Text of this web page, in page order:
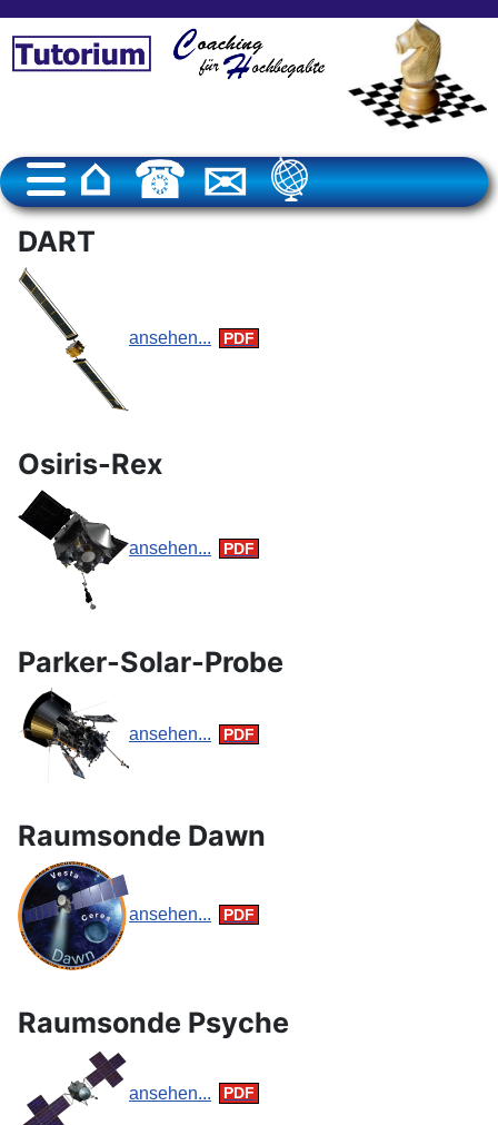
DART
ansehen...
Osiris-Rex
ansehen...
Parker-Solar-Probe
ansehen...
Raumsonde Dawn
ansehen...
Raumsonde Psyche
ansehen...